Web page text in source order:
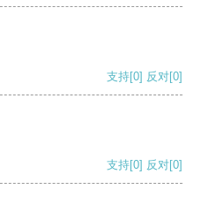
支持[0] 反对[0]
支持[0] 反对[0]